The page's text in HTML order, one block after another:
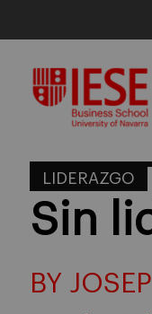
content
LIDERAZGO
Sin
BY